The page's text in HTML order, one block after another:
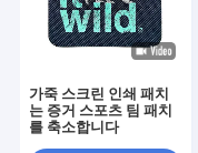
가죽 스크린 인쇄 패치
는 증거 스포츠 팀 패치
를 축소합니다